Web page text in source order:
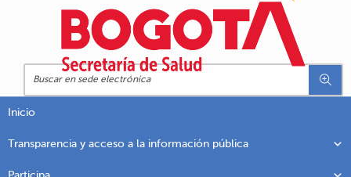
Inicio
Transparencia y acceso a la información pública